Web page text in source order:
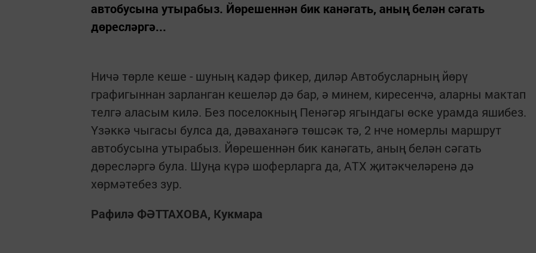
автобусына утырабыз. Йөрешеннән бик канәгать, аның белән сәгать
дөресләргә...
Ничә төрле кеше - шуның кадәр фикер, диләр Автобусларның йөрү
графигыннан зарланган кешеләр дә бар, ә минем, киресенчә, аларны мактап
телгә аласым килә. Без поселокның Пенәгәр ягындагы өске урамда яшибез.
Үзәккә чыгасы булса да, дәваханәгә төшсәк тә, 2 нче номерлы маршрут
автобусына утырабыз. Йөрешеннән бик канәгать, аның белән сәгать
дөресләргә була. Шуңа күрә шоферларга да, АТХ җитәкчеләренә дә
хөрмәтебез зур.
Рафилә ФӘТТАХОВА, Кукмара